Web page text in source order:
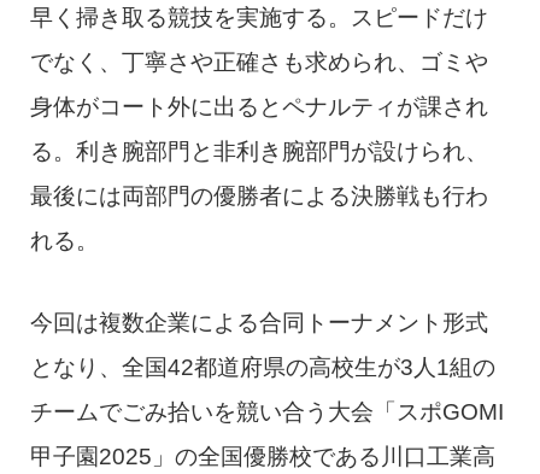
早く掃き取る競技を実施する。スピードだけ
でなく、丁寧さや正確さも求められ、ゴミや
身体がコート外に出るとペナルティが課され
る。利き腕部門と非利き腕部門が設けられ、
最後には両部門の優勝者による決勝戦も行わ
れる。
今回は複数企業による合同トーナメント形式
となり、全国42都道府県の高校生が3人1組の
チームでごみ拾いを競い合う大会「スポGOMI
甲子園2025」の全国優勝校である川口工業高